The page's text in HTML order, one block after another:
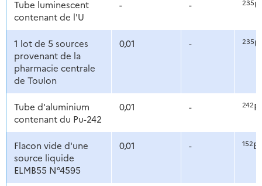
Tube luminescent
contenant de l'U
- - 235
1 lot de 5 sources
provenant de la
pharmacie centrale
de Toulon
0,01 - 235
Tube d'aluminium
contenant du Pu-242
0,01 - 242
Flacon vide d'une
source liquide
ELMB55 N°4595
0,01 - 152